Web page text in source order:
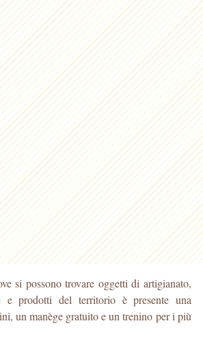
si possono trovare oggetti di artigianato,
e prodotti del territorio è presente una
un manège gratuito e un trenino per i più